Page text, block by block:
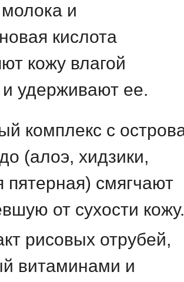
и
кислота
кожу влагой
и удерживают ее.
комплекс с
(алоэ, хидзики,
пятерная) смягчают
от сухости кожу.
рисовых отрубей,
витаминами и